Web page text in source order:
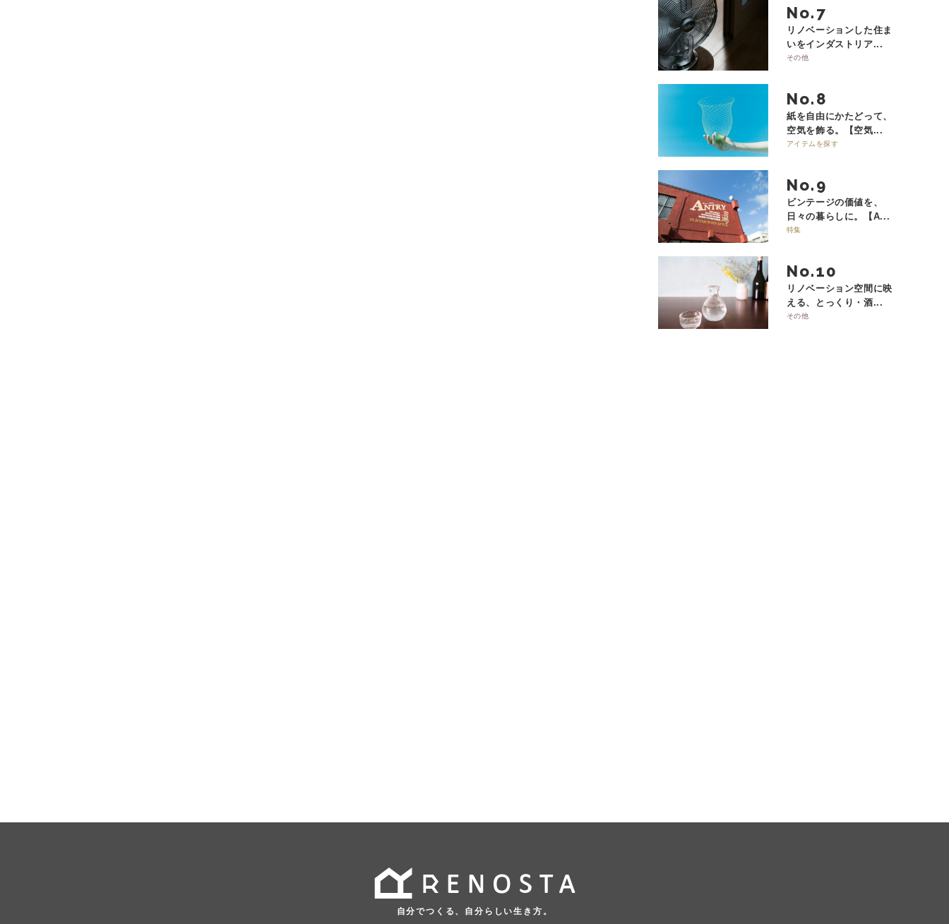
No.
リノベーションした住ま
いをインダストリア...
その他
No.
紙を自由にかたどって、
空気を飾る。【空気...
アイテムを探す
No.
ビンテージの価値を、
日々の暮らしに。【A...
特集
No.
リノベーション空間に映
える、とっくり・酒...
その他
自分でつくる、自分らしい生き方。